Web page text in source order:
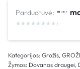
Parduotuvė:
Kategorijos: Grožis,
Žymos: Dovanos draugei,